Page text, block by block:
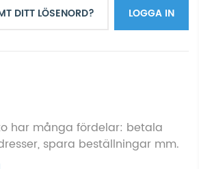
LOGGA IN
DITT LÖSENORD?
har många fördelar: betala
spara beställningar mm.